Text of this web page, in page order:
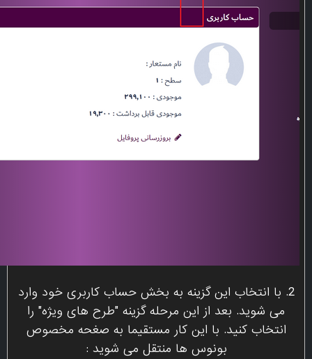
2. با انتخاب این گزینه به بخش حساب کاربری خود وارد
می شوید. بعد از این مرحله گزینه "طرح های ویژه" را
انتخاب کنید. با این کار مستقیما به صغحه مخصوص
بونوس ها منتقل می شوید :